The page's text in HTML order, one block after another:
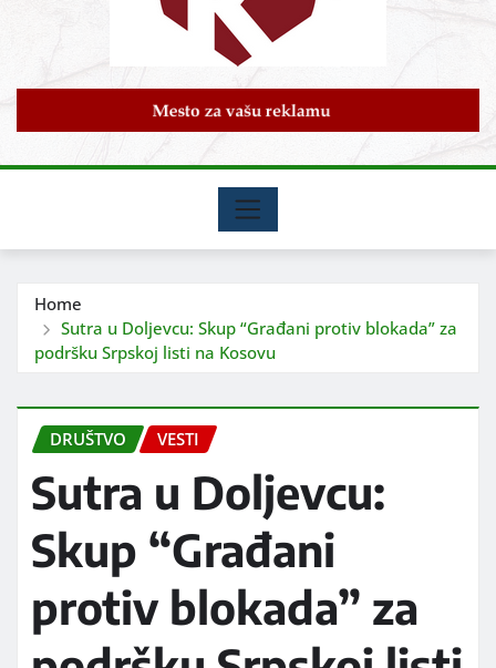
Home
Sutra u Doljevcu: Skup “Građani protiv blokada” za
podršku Srpskoj listi na Kosovu
DRUŠTVO VESTI
Sutra u Doljevcu:
Skup “Građani
protiv blokada” za